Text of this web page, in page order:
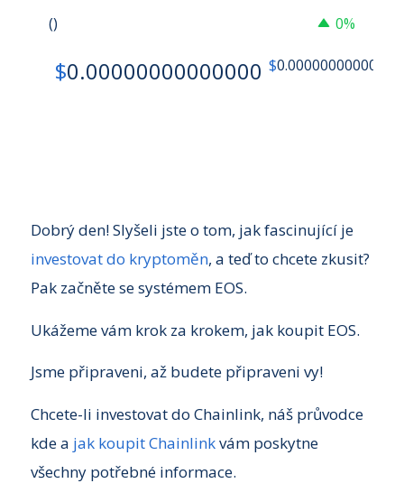
() 0%
$0.00000000000000 $0.00000000000000
Dobrý den! Slyšeli jste o tom, jak fascinující je
investovat do kryptoměn, a teď to chcete zkusit?
Pak začněte se systémem EOS.
Ukážeme vám krok za krokem, jak koupit EOS.
Jsme připraveni, až budete připraveni vy!
Chcete-li investovat do Chainlink, náš průvodce
kde a jak koupit Chainlinkvám poskytne
všechny potřebné informace.